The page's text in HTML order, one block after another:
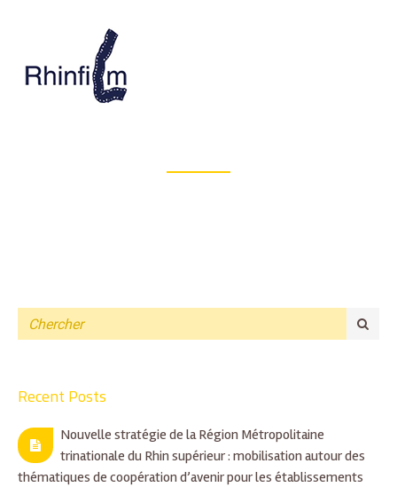
Recent Posts
Nouvelle stratégie de la Région Métropolitaine
trinationale du Rhin supérieur : mobilisation autour des
thématiques de coopération d’avenir pour les établissements